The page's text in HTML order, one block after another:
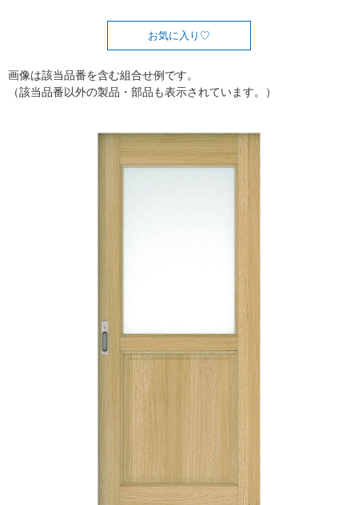
お気に入り
画像は該当品番を含む組合せ例です。
（該当品番以外の製品・部品も表示されています。）